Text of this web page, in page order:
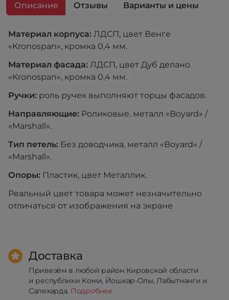
Описание Отзывы Варианты и цены
Материал корпуса: ЛДСП, цвет Венге
«Kronospan», кромка 0,4 мм.
Материал фасада: ЛДСП, цвет Дуб делано
«Kronospan», кромка 0,4 мм.
Ручки: роль ручек выполняют торцы фасадов.
Направляющие: Роликовые, металл «Boyard» /
«Marshall».
Тип петель: Без доводчика, металл «Boyard» /
«Marshall».
Опоры: Пластик, цвет Металлик.
Реальный цвет товара может незначительно
отличаться от изображения на экране
Доставка
Привезём в любой район Кировской области
и республики Коми, Йошкар-Олы, Лабытнанги и
Салехарда. Подробнее